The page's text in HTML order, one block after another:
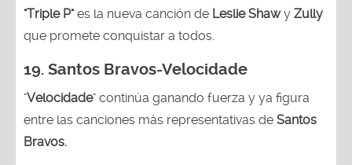
"Triple P"es la nueva canción de Leslie Shawy Zully
que promete conquistar a todos.
19. Santos Bravos-Velocidade
"Velocidade" continúa ganando fuerza y ya figura
entre las canciones más representativas de Santos
Bravos.